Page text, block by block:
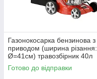
Газонокосарка бензинова з
приводом (ширина різання:
Ø=41см) травозбірник 40л
Yato YT-85521
Готово до відправки